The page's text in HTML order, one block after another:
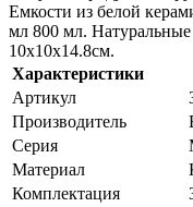
Емкости из белой
мл 800 мл.
10х10х14.8см.
Характеристики
Артикул
Производитель
Серия
Материал
Комплектация